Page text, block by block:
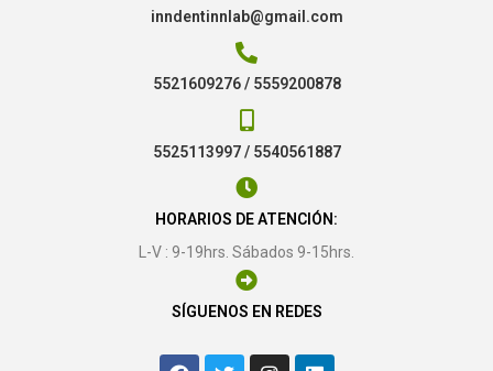
inndentinnlab@gmail.com
5521609276 / 5559200878
5525113997 / 5540561887
HORARIOS DE ATENCIÓN:
L-V : 9-19hrs. Sábados 9-15hrs.
SÍGUENOS EN REDES